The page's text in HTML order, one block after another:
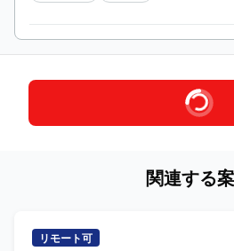
関連する
リモート可